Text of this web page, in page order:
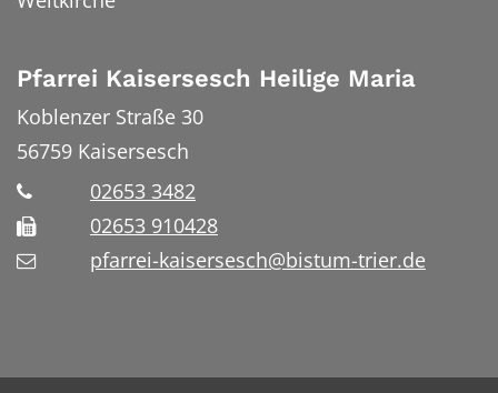
Pfarrei Kaisersesch Heilige Maria
Koblenzer Straße 30
56759 Kaisersesch
02653 3482
02653 910428
pfarrei-kaisersesch@bistum-trier.de